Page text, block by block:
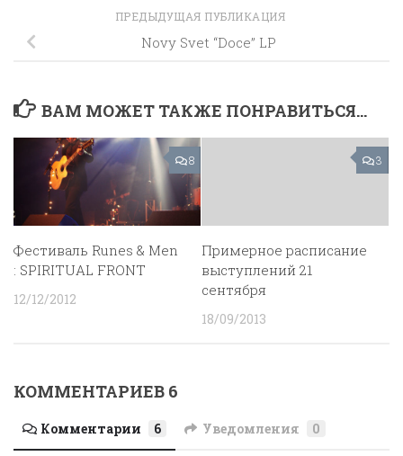
ПРЕДЫДУЩАЯ ПУБЛИКАЦИЯ
Novy Svet “Doce” LP
ВАМ МОЖЕТ ТАКЖЕ ПОНРАВИТЬСЯ...
8
Фестиваль Runes & Men
: SPIRITUAL FRONT
12/12/2012
3
Примерное расписание
выступлений 21
сентября
18/09/2013
КОММЕНТАРИЕВ 6
Комментарии 6 Уведомления 0